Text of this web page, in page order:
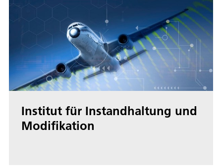
Institut für Instandhaltung und
Modifikation